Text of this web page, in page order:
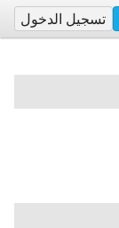
تسجيل الدخول